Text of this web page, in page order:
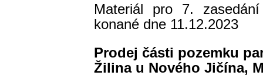
Materiál pro 7.
konané dne 11.12.2023
Prodej části pozemku
Žilina u Nového Jičína,